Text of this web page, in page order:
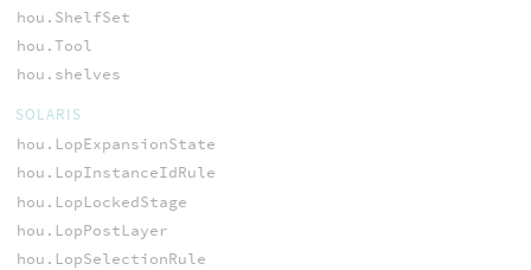
hou.ShelfSet
hou.Tool
hou.shelves
SOLARIS
hou.LopExpansionState
hou.LopInstanceIdRule
hou.LopLockedStage
hou.LopPostLayer
hou.LopSelectionRule